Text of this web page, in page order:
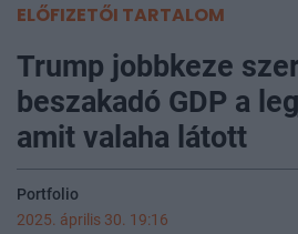
ELŐFIZETŐI TARTALOM
Trump jobbkeze
beszakadó GDP a
amit valaha látott
Portfolio
2025. április 30. 19:16